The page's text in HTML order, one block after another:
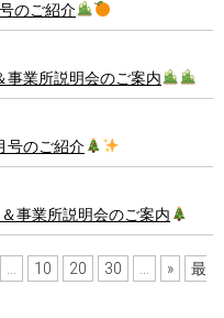
のご紹介
事業所説明会のご案内
号のご紹介
事業所説明会のご案内
10 20 30 »
最